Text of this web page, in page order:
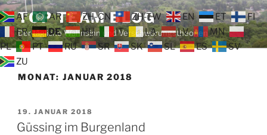
Zum
Inhalt
springen
TOP TEAM BLOG
Der tägliche Wahnsinn und Verschwörungstheorien
MONAT: JANUAR 2018
VERÖFFENTLICHT
AM
19. JANUAR 2018
Güssing im Burgenland
AF AR ZH-CN ZH-TW EN ET
FI
FR
DE HU IT LA LV
MN
PL
PT RU SR SK SL ES
SV
ZU